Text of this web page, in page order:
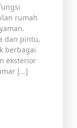
rumah
dan pintu,
berbagai
eksterior
[…]